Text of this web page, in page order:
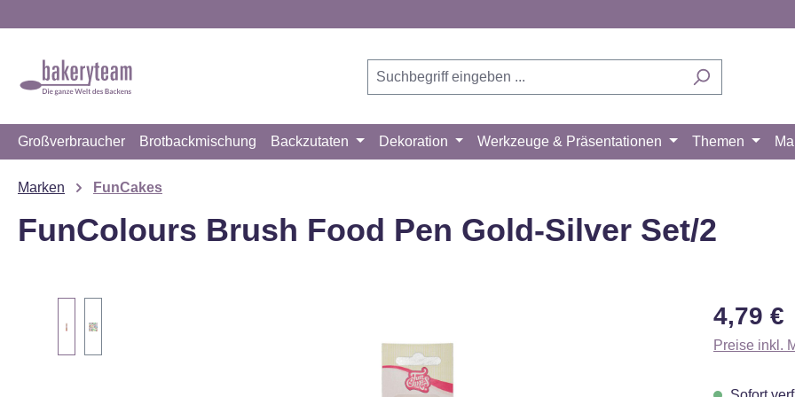
Großverbraucher Brotbackmischung Backzutaten Dekoration Werkzeuge & Präsentationen Themen
Marken FunCakes
FunColours Brush Food Pen Gold-Silver Set/2
Regulärer
4,79 €
Preise inkl.